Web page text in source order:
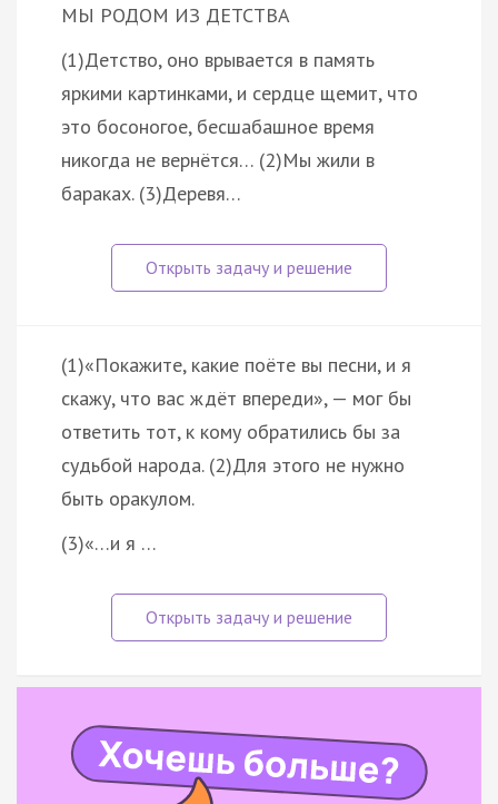
МЫ РОДОМ ИЗ ДЕТСТВА
(1)Детство, оно врывается в память
яркими картинками, и сердце щемит, что
это босоногое, бесшабашное время
никогда не вернётся… (2)Мы жили в
бараках. (3)Деревя…
(1)«Покажите, какие поёте вы песни, и я
скажу, что вас ждёт впереди», — мог бы
ответить тот, к кому обратились бы за
судьбой народа. (2)Для этого не нужно
быть оракулом.
(3)«…и я …